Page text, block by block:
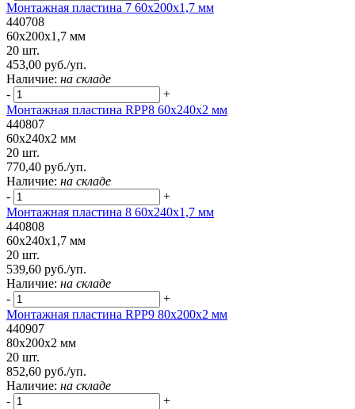
Монтажная пластина 7 60x200x1,7 мм
440708
60x200x1,7 мм
20 шт.
453,00 руб./уп.
Наличие: на складе
-
+
Монтажная пластина RPP8 60x240x2 мм
440807
60x240x2 мм
20 шт.
770,40 руб./уп.
Наличие: на складе
-
+
Монтажная пластина 8 60x240x1,7 мм
440808
60x240x1,7 мм
20 шт.
539,60 руб./уп.
Наличие: на складе
-
+
Монтажная пластина RPP9 80x200x2 мм
440907
80x200x2 мм
20 шт.
852,60 руб./уп.
Наличие: на складе
-
+